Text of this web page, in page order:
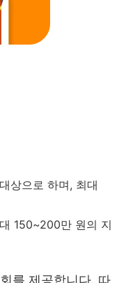
상으로 하며, 최대
150~200만 원의 지
를 제공합니다. 따